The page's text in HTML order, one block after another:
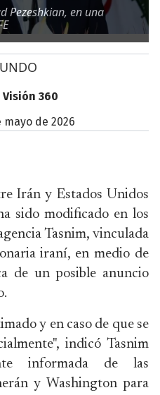
Pezeshkian, en una
Visión 360
mayo de 2026
Irán y Estados Unidos
sido modificado en los
Tasnim, vinculada
iraní, en medio de
de un posible anuncio
y en caso de que se
indicó Tasnim
informada de las
y Washington para